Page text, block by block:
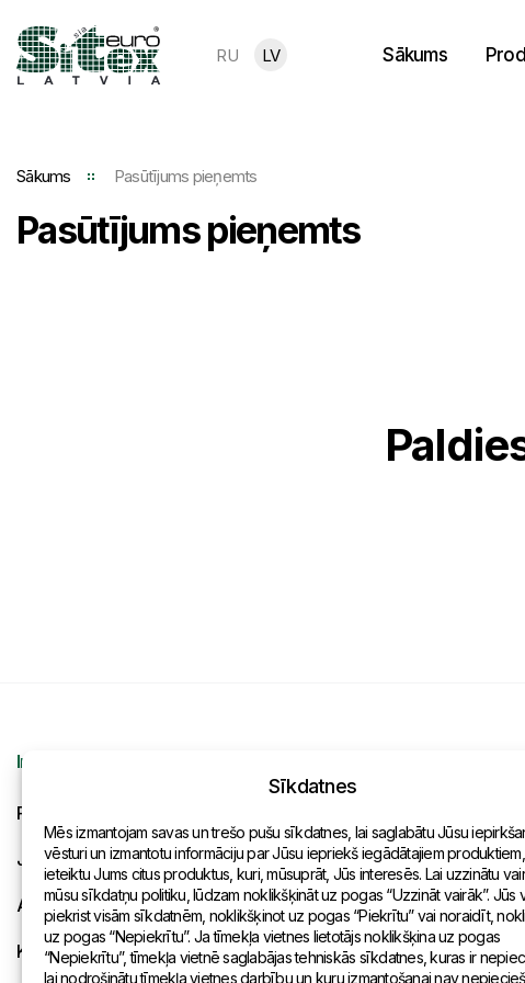
RU LV Sākums
Sākums Pasūtījums pieņemts
Pasūtījums pieņemts
Informācija
Pieprasījums
Jaunumi
Apmaksa un piegāde
Konfidencialitātes politika
Pārstāvniecības
Sīkdatnes
Mēs izmantojam savas un trešo pušu sīkdatnes, lai saglabātu Jūsu
vēsturi un izmantotu informāciju par Jūsu iepriekš iegādātajiem
ieteiktu Jums citus produktus, kuri, mūsuprāt, Jūs interesēs. Lai uzzinātu
mūsu sīkdatņu politiku, lūdzam noklikšķināt uz pogas “Uzzināt vairāk”. Jūs
piekrist visām sīkdatnēm, noklikšķinot uz pogas “Piekrītu” vai noraidīt,
uz pogas “Nepiekrītu”. Ja tīmekļa vietnes lietotājs noklikšķina uz pogas
“Nepiekrītu”, tīmekļa vietnē saglabājas tehniskās sīkdatnes, kuras ir
lai nodrošinātu tīmekļa vietnes darbību un kuru izmantošanai nav